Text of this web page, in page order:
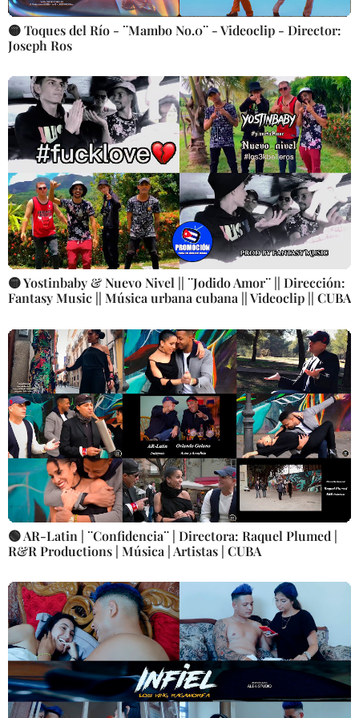
🟡 Toques del Río - ¨Mambo No.0¨ - Videoclip - Director:
Joseph Ros
🟡 Yostinbaby & Nuevo Nivel || ¨Jodido Amor¨ || Dirección:
Fantasy Music || Música urbana cubana || Videoclip || CUBA
🟢 AR-Latin | ¨Confidencia¨ | Directora: Raquel Plumed |
R&R Productions | Música | Artistas | CUBA